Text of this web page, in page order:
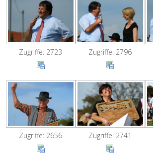
Zugriffe: 2723 Zugriffe: 2796
Zugriffe: 2656 Zugriffe: 2741